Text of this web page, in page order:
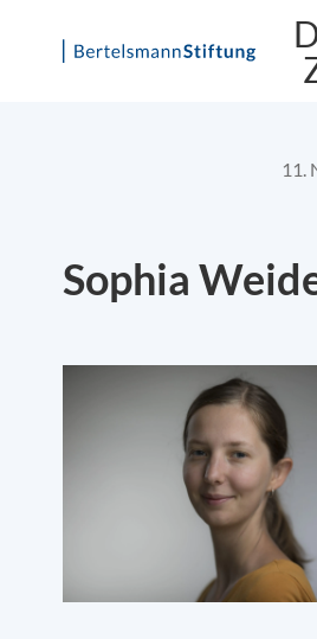
11.
Sophia